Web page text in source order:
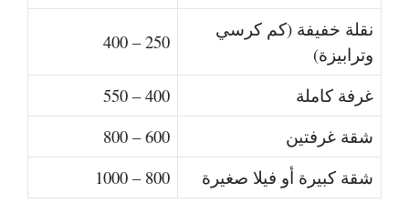
نقلة خفيفة (كم كرسي
وترابيزة)
250 – 400
غرفة كاملة
400 – 550
شقة غرفتين
600 – 800
شقة كبيرة أو فيلا صغيرة
800 – 1000